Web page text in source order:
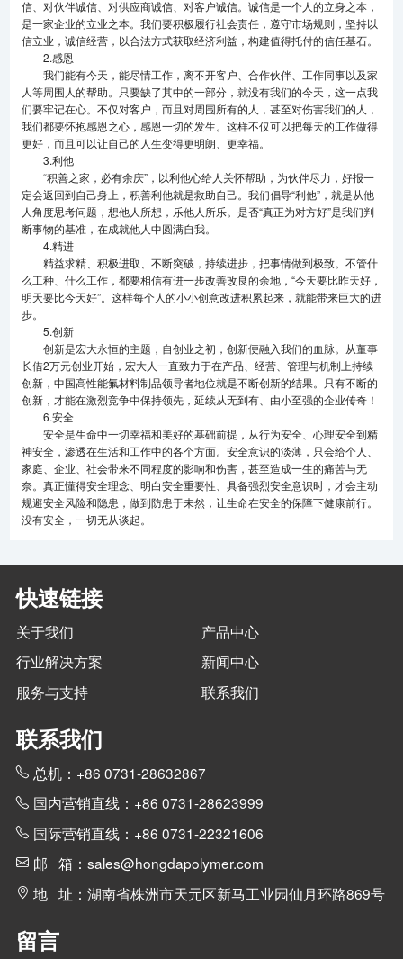
信、对伙伴诚信、对供应商诚信、对客户诚信。诚信是一个人的立身之本，
是一家企业的立业之本。我们要积极履行社会责任，遵守市场规则，坚持以
信立业，诚信经营，以合法方式获取经济利益，构建值得托付的信任基石。
2.感恩
我们能有今天，能尽情工作，离不开客户、合作伙伴、工作同事以及家
人等周围人的帮助。只要缺了其中的一部分，就没有我们的今天，这一点我
们要牢记在心。不仅对客户，而且对周围所有的人，甚至对伤害我们的人，
我们都要怀抱感恩之心，感恩一切的发生。这样不仅可以把每天的工作做得
更好，而且可以让自己的人生变得更明朗、更幸福。
3.利他
“积善之家，必有余庆”，以利他心给人关怀帮助，为伙伴尽力，好报一
定会返回到自己身上，积善利他就是救助自己。我们倡导“利他”，就是从他
人角度思考问题，想他人所想，乐他人所乐。是否“真正为对方好”是我们判
断事物的基准，在成就他人中圆满自我。
4.精进
精益求精、积极进取、不断突破，持续进步，把事情做到极致。不管什
么工种、什么工作，都要相信有进一步改善改良的余地，“今天要比昨天好，
明天要比今天好”。这样每个人的小小创意改进积累起来，就能带来巨大的进
步。
5.创新
创新是宏大永恒的主题，自创业之初，创新便融入我们的血脉。从董事
长借2万元创业开始，宏大人一直致力于在产品、经营、管理与机制上持续
创新，中国高性能氟材料制品领导者地位就是不断创新的结果。只有不断的
创新，才能在激烈竞争中保持领先，延续从无到有、由小至强的企业传奇！
6.安全
安全是生命中一切幸福和美好的基础前提，从行为安全、心理安全到精
神安全，渗透在生活和工作中的各个方面。安全意识的淡薄，只会给个人、
家庭、企业、社会带来不同程度的影响和伤害，甚至造成一生的痛苦与无
奈。真正懂得安全理念、明白安全重要性、具备强烈安全意识时，才会主动
规避安全风险和隐患，做到防患于未然，让生命在安全的保障下健康前行。
没有安全，一切无从谈起。
快速链接
关于我们
产品中心
行业解决方案
新闻中心
服务与支持
联系我们
联系我们
总机：+86 0731-28632867
国内营销直线：+86 0731-28623999
国际营销直线：+86 0731-22321606
邮 箱：sales@hongdapolymer.com
地 址：湖南省株洲市天元区新马工业园仙月环路869号
留言